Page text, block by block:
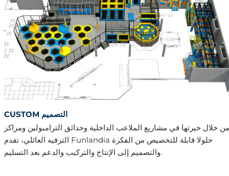
CUSTOM التصميم
من خلال خبرتها في مشاريع الملاعب الداخلية وحدائق الترامبولين ومراكز
الترفيه العائلي، تقدم Funlandia حلولا قابلة للتخصيص من الفكرة
والتصميم إلى الإنتاج والتركيب والدعم بعد التسليم.